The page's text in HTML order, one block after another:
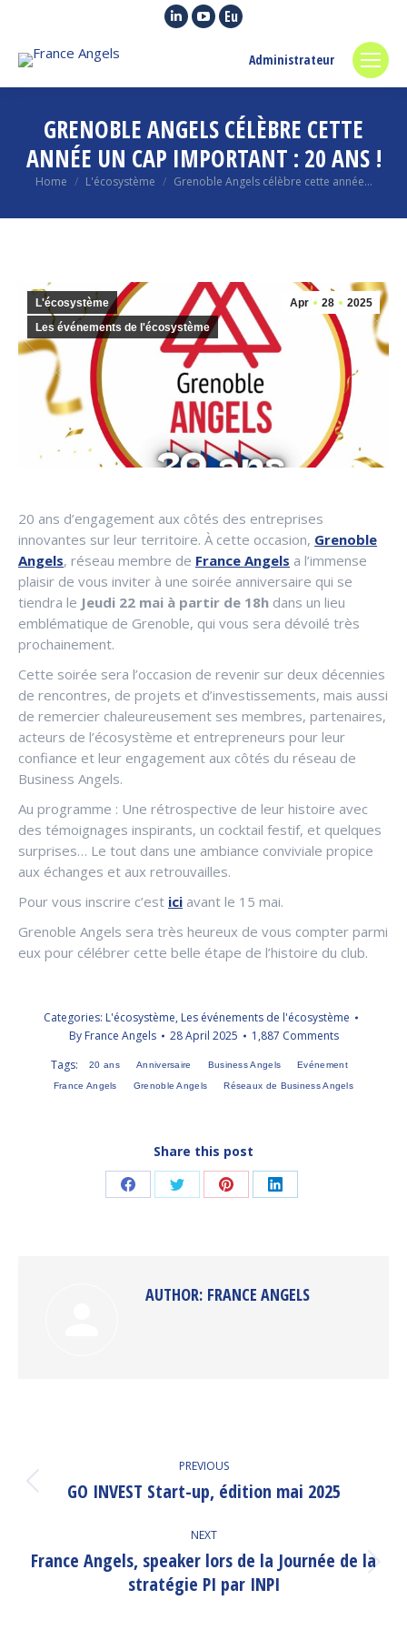
Linkedin
in
window
YouTube
in
window
Euroquity
opens
in
window
Administrateur
GRENOBLE ANGELS CÉLÈBRE CETTE
ANNÉE UN CAP IMPORTANT : 20 ANS !
You are here:
Home L'écosystème Grenoble Angels célèbre cette année…
Apr 28 2025
L'écosystème
Les événements de l'écosystème
20 ans d’engagement aux côtés des entreprises
innovantes sur leur territoire. À cette occasion, Grenoble
Angels, réseau membre de France Angels a l’immense
plaisir de vous inviter à une soirée anniversaire qui se
tiendra le Jeudi 22 mai à partir de 18h dans un lieu
emblématique de Grenoble, qui vous sera dévoilé très
prochainement.
Cette soirée sera l’occasion de revenir sur deux décennies
de rencontres, de projets et d’investissements, mais aussi
de remercier chaleureusement ses membres, partenaires,
acteurs de l’écosystème et entrepreneurs pour leur
confiance et leur engagement aux côtés du réseau de
Business Angels.
Au programme : Une rétrospective de leur histoire avec
des témoignages inspirants, un cocktail festif, et quelques
surprises… Le tout dans une ambiance conviviale propice
aux échanges et aux retrouvailles.
Pour vous inscrire c’est ici avant le 15 mai.
Grenoble Angels sera très heureux de vous compter parmi
eux pour célébrer cette belle étape de l’histoire du club.
Categories: L'écosystème, Les événements de l'écosystème
By France Angels 28 April 2025
1,887 Comments
Tags:
20 ans Anniversaire Business Angels Evénement
France Angels Grenoble Angels Réseaux de Business Angels
Share this post
Share Share Share Share
AUTHOR: FRANCE ANGELS
NAVIGATION
PREVIOUS
Previous
GO INVEST Start-up, édition mai 2025
NEXT
Next
post:
France Angels, speaker lors de la Journée de la
stratégie PI par INPI